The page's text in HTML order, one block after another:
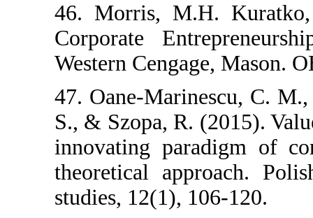
46. Morris,
Corporate
Western
47. Oane-
S., & Szopa, R.
innovating
theoretical
studies, 12(1),